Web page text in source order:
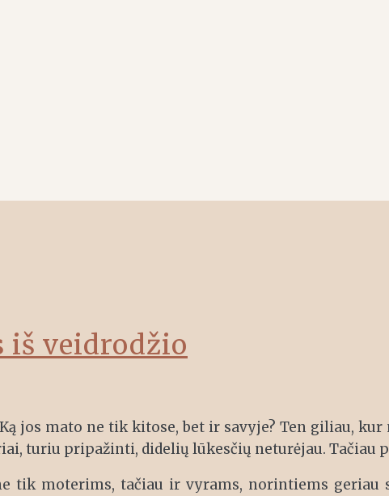
iš veidrodžio
jos mato ne tik kitose, bet ir savyje? Ten giliau,
turiu pripažinti, didelių lūkesčių neturėjau. Tačiau
tik moterims, tačiau ir vyrams, norintiems geriau